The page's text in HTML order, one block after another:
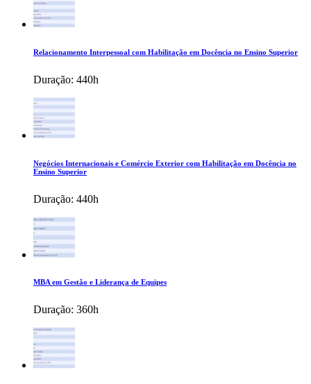
Relacionamento Interpessoal com Habilitação em Docência no Ensino Superior
Duração: 440h
Negócios Internacionais e Comércio Exterior com Habilitação em Docência no
Ensino Superior
Duração: 440h
MBA em Gestão e Liderança de Equipes
Duração: 360h